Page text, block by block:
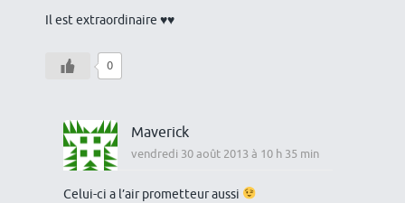
Il est extraordinaire ♥♥
0
Maverick
vendredi 30 août 2013 à 10 h 35 min
Celui-ci a l’air prometteur aussi